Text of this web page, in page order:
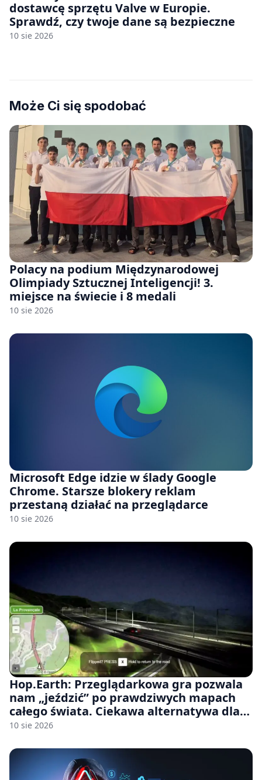
dostawcę sprzętu Valve w Europie.
Sprawdź, czy twoje dane są bezpieczne
10 sie 2026
Może Ci się spodobać
Polacy na podium Międzynarodowej
Olimpiady Sztucznej Inteligencji! 3.
miejsce na świecie i 8 medali
10 sie 2026
Microsoft Edge idzie w ślady Google
Chrome. Starsze blokery reklam
przestaną działać na przeglądarce
10 sie 2026
Hop.Earth: Przeglądarkowa gra pozwala
nam „jeździć” po prawdziwych mapach
całego świata. Ciekawa alternatywa dla
Google Street View
10 sie 2026